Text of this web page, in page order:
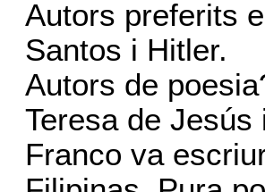
Autors preferits
Santos i Hitler.
Autors de
Teresa de Jesús
Franco va